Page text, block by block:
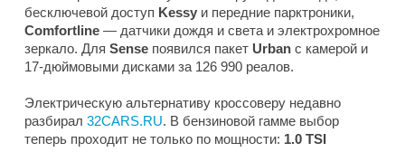
бесключевой доступ Kessy и передние парктроники,
Comfortline — датчики дождя и света и электрохромное
зеркало. Для Sense появился пакет Urban с камерой и
17-дюймовыми дисками за 126 990 реалов.
Электрическую альтернативу кроссоверу недавно
разбирал 32CARS.RU. В бензиновой гамме выбор
теперь проходит не только по мощности: 1.0 TSI